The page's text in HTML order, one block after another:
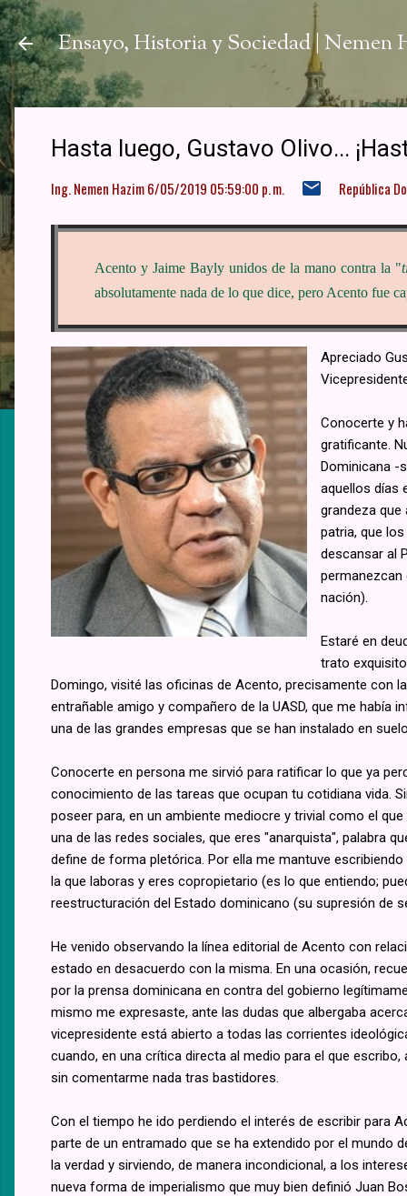
Ensayo, Historia y Sociedad | Nemen
Hasta luego, Gustavo Olivo...
Ing. Nemen Hazim6/05/2019 05:59:00 p. m. República
Acento y Jaime Bayly unidos de la mano contra la "
absolutamente nada de lo que dice, pero Acento fue
Apreciado
Conocerte y
gratificante.
Dominicana -
aquellos días
grandeza que
patria, que
descansar al
permanezcan
nación).
Estaré en
trato
Domingo, visité las oficinas de Acento, precisamente con
entrañable amigo y compañero de la UASD, que me
una de las grandes empresas que se han instalado en
Conocerte en persona me sirvió para ratificar lo que ya
conocimiento de las tareas que ocupan tu cotidiana vida.
poseer para, en un ambiente mediocre y trivial como el
una de las redes sociales, que eres "anarquista", palabra
define de forma pletórica. Por ella me mantuve
la que laboras y eres copropietario (es lo que entiendo;
reestructuración del Estado dominicano (su supresión de
He venido observando la línea editorial de Acento con
estado en desacuerdo con la misma. En una ocasión,
por la prensa dominicana en contra del gobierno
mismo me expresaste, ante las dudas que albergaba
vicepresidente está abierto a todas las corrientes
cuando, en una crítica directa al medio para el que
sin comentarme nada tras bastidores.
Con el tiempo he ido perdiendo el interés de escribir para
parte de un entramado que se ha extendido por el mundo
la verdad y sirviendo, de manera incondicional, a los
nueva forma de imperialismo que muy bien definió Juan